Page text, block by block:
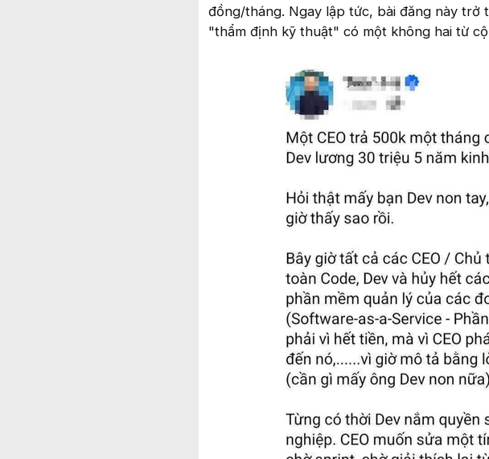
đồng/tháng. Ngay lập tức, bài đăng này trở
"thẩm định kỹ thuật" có một không hai từ